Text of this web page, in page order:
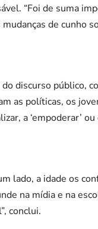
“Foi de suma
de cunho
discurso público,
as políticas, os
a ‘empoderar’
lado, a idade os
na mídia e na
conclui.